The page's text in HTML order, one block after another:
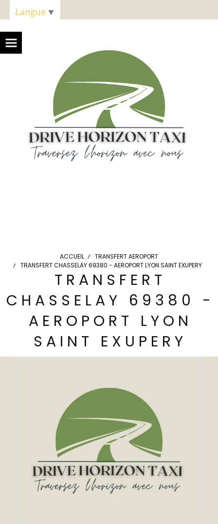
ACCUEIL
TRANSFERT AEROPORT
TRANSFERT CHASSELAY 69380 - AEROPORT LYON SAINT EXUPERY
TRANSFERT
CHASSELAY 69380 -
AEROPORT LYON
SAINT EXUPERY
Langue ▼